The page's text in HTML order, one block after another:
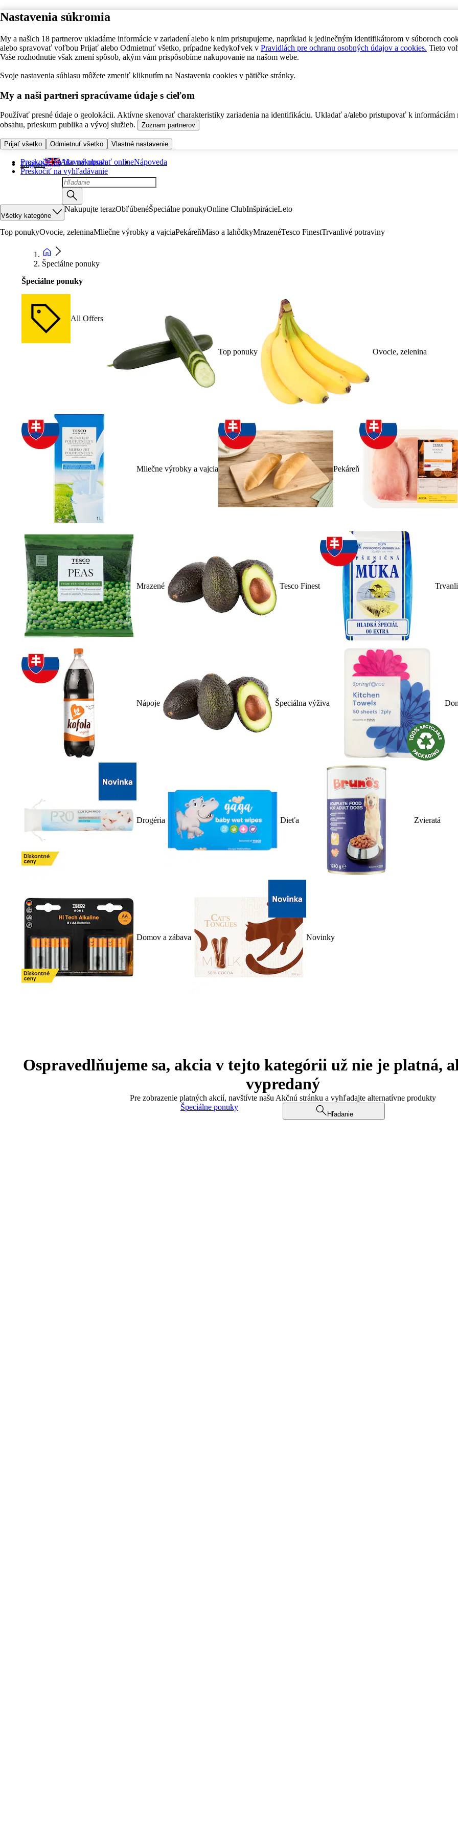
Nastavenia súkromia
My a našich 18 partnerov ukladáme informácie v zariadení alebo k nim pristupujeme, napríklad k jedinečným identifikátorom v súboroch
alebo spravovať voľbou Prijať alebo Odmietnuť všetko, prípadne kedykoľvek v Pravidlách pre ochranu osobných údajov a cookies. Tieto
Vaše rozhodnutie však zmení spôsob, akým vám prispôsobíme nakupovanie na našom webe.
Svoje nastavenia súhlasu môžete zmeniť kliknutím na Nastavenia cookies v pätičke stránky.
My a naši partneri spracúvame údaje s cieľom
Používať presné údaje o geolokácii. Aktívne skenovať charakteristiky zariadenia na identifikáciu. Ukladať a/alebo pristupovať k informáciám
obsahu, prieskum publika a vývoj služieb.
Zoznam partnerov
Prijať všetko Odmietnuť všetko Vlastné nastavenie
Preskočiť na hlavný obsah
Preskočiť na vyhľadávanie
English Ako nakupovať onlineNápoveda
Všetky kategórie
Nakupujte terazObľúbenéŠpeciálne ponukyOnline ClubInšpirácieLeto
Top ponukyOvocie, zeleninaMliečne výrobky a vajciaPekáreňMäso a lahôdkyMrazenéTesco FinestTrvanlivé potraviny
Špeciálne ponuky
Špeciálne ponuky
All Offers
Top ponuky Ovocie, zelenina
Mliečne výrobky a vajcia Pekáreň
Mrazené Tesco Finest
Nápoje Špeciálna výživa
Drogéria Dieťa Zvieratá
Domov a zábava Novinky
Ospravedlňujeme sa, akcia v tejto kategórii už nie je platná,
vypredaný
Pre zobrazenie platných akcií, navštívte našu Akčnú stránku a vyhľadajte alternatívne produkty
Špeciálne ponuky
Hľadanie